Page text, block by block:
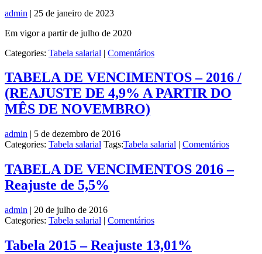
admin | 25 de janeiro de 2023
Em vigor a partir de julho de 2020
Categories: Tabela salarial | Comentários
TABELA DE VENCIMENTOS – 2016 /
(REAJUSTE DE 4,9% A PARTIR DO
MÊS DE NOVEMBRO)
admin | 5 de dezembro de 2016
Categories: Tabela salarial Tags:Tabela salarial | Comentários
TABELA DE VENCIMENTOS 2016 –
Reajuste de 5,5%
admin | 20 de julho de 2016
Categories: Tabela salarial | Comentários
Tabela 2015 – Reajuste 13,01%